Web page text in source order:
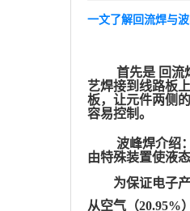
一文了解回流焊与
首先是 回流
艺焊接到线路板
板，让元件两侧
容易控制。
波峰焊介绍
由特殊装置使液
为保证电子
从空气（20.95%